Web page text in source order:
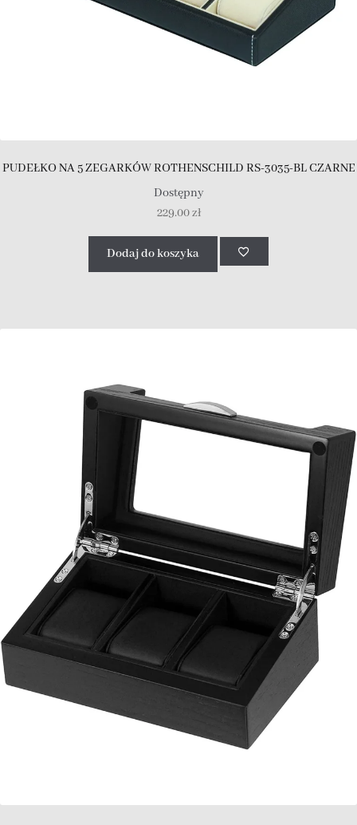
PUDEŁKO NA 5 ZEGARKÓW ROTHENSCHILD RS-3035-BL CZARNE
Dostępny
229.00zł
Dodaj do koszyka